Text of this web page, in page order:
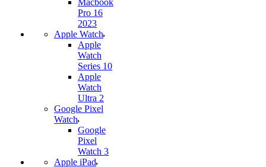
Macbook
Pro 16
2023
Apple Watch
Apple
Watch
Series 10
Apple
Watch
Ultra 2
Google Pixel
Watch
Google
Pixel
Watch 3
Apple iPad